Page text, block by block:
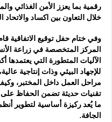
رقمية بما يعزز الأمن الغذائي
خلال التعاون بين اكساد والاتحاد
وفي ختام حفل توقيع الاتفاقية
المركز المتخصصة في زراعة
الآليات المتطورة التي يعتمدها
للإجهاد البيئي وذات إنتاجية
مراحل العمل داخل المختبر،
تقنيات حديثة تضمن الحفاظ على
ما يُعد ركيزة أساسية لتطوير
الجافة.